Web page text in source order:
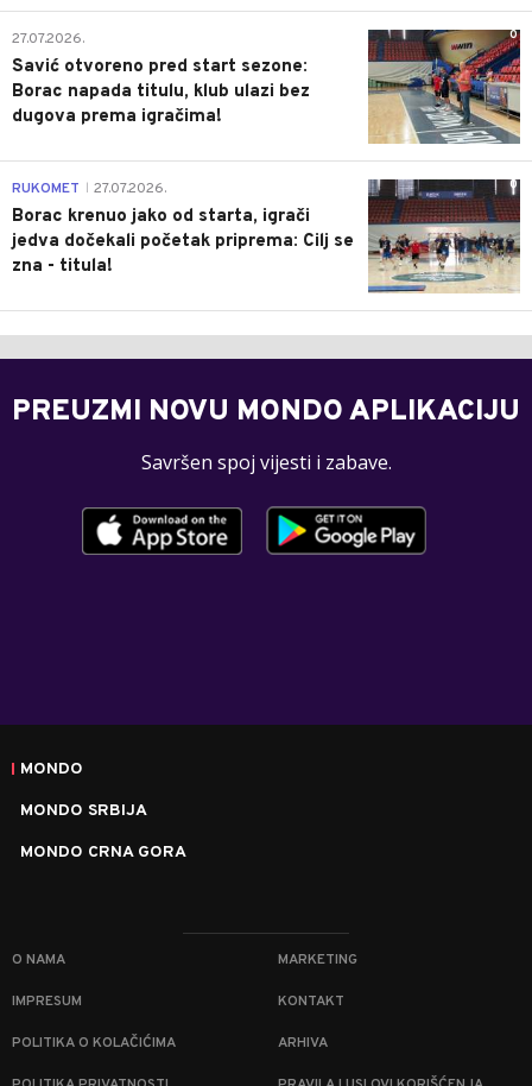
0
27.07.2026.
Savić otvoreno pred start sezone:
Borac napada titulu, klub ulazi bez
dugova prema igračima!
0
RUKOMET 27.07.2026.
Borac krenuo jako od starta, igrači
jedva dočekali početak priprema: Cilj se
zna - titula!
PREUZMI NOVU MONDO APLIKACIJU
Savršen spoj vijesti i zabave.
MONDO
MONDO SRBIJA
MONDO CRNA GORA
O NAMA MARKETING
IMPRESUM KONTAKT
POLITIKA O KOLAČIĆIMA ARHIVA